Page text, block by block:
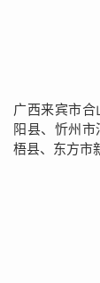
广西来宾市
阳县、忻州
梧县、东方市